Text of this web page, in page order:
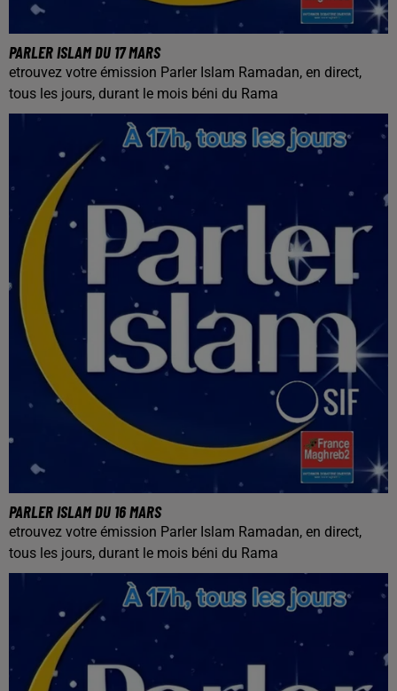
PARLER ISLAM DU 17 MARS
etrouvez votre émission Parler Islam Ramadan, en direct,
tous les jours, durant le mois béni du Rama
PARLER ISLAM DU 16 MARS
etrouvez votre émission Parler Islam Ramadan, en direct,
tous les jours, durant le mois béni du Rama